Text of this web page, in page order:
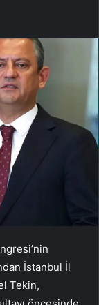
İstanbul İl
Tekin,